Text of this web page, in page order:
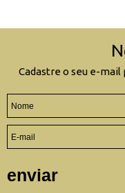
Cadastre o seu e-mail
enviar